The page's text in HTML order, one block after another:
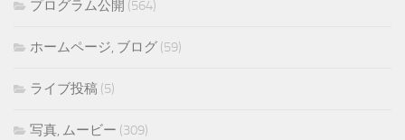
プログラム公開 (564)
ホームページ, ブログ (59)
ライブ投稿 (5)
写真, ムービー (309)